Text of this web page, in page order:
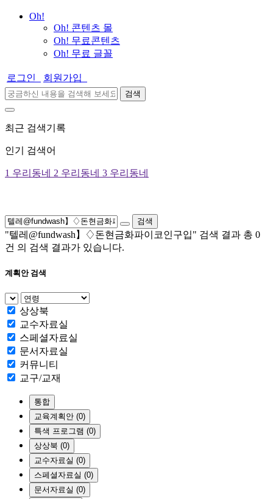
Oh!
Oh! 콘텐츠 몰
Oh! 무료콘텐츠
Oh! 무료 글꼴
로그인 회원가입
검색
최근 검색기록
인기 검색어
1 우리동네 2 우리동네 3 우리동네
검색
"텔레@fundwash】♢돈현금화파이코인구입" 검색 결과 총 0
건 의 검색 결과가 있습니다.
계획안 검색
상상북
교수자료실
스페셜자료실
문서자료실
커뮤니티
교구/교재
통합
교육계획안 (0)
특색 프로그램 (0)
상상북 (0)
교수자료실 (0)
스페셜자료실 (0)
문서자료실 (0)